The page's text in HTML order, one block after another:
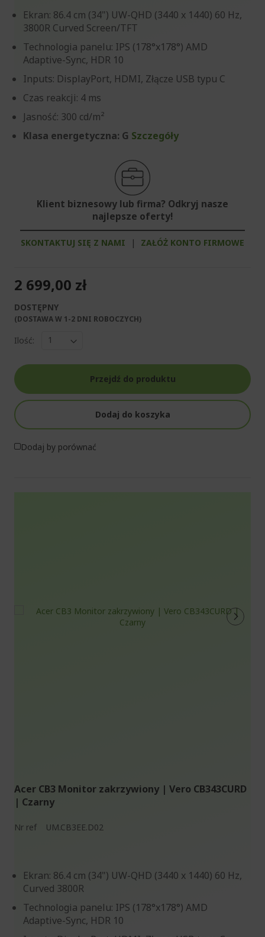
Ekran: 86.4 cm (34") UW-QHD (3440 x 1440) 60 Hz,
3800R Curved Screen/TFT
Technologia panelu: IPS (178°x178°) AMD
Adaptive-Sync, HDR 10
Inputs: DisplayPort, HDMI, Złącze USB typu C
Czas reakcji: 4 ms
Jasność: 300 cd/m²
Klasa energetyczna: G Szczegóły
Klient biznesowy lub firma? Odkryj nasze
najlepsze oferty!
SKONTAKTUJ SIĘ Z NAMI | ZAŁÓŻ KONTO FIRMOWE
2 699,00 zł
DOSTĘPNY
(DOSTAWA W 1-2 DNI ROBOCZYCH)​
Ilość:
Przejdź do produktu
Dodaj do koszyka
Dodaj by porównać
Acer CB3 Monitor zakrzywiony | Vero CB343CURD
| Czarny
Nr ref UM.CB3EE.D02
Ekran: 86.4 cm (34") UW-QHD (3440 x 1440) 60 Hz,
Curved 3800R
Technologia panelu: IPS (178°x178°) AMD
Adaptive-Sync, HDR 10